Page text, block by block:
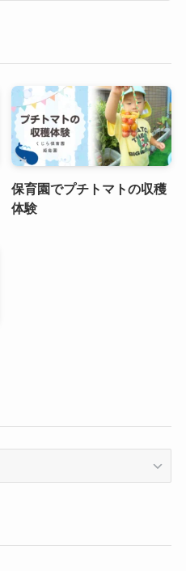
保育園でプチトマトの収穫
体験